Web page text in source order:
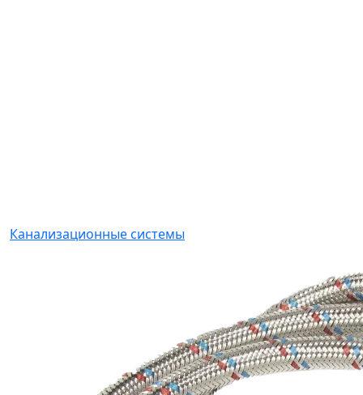
Канализационные системы